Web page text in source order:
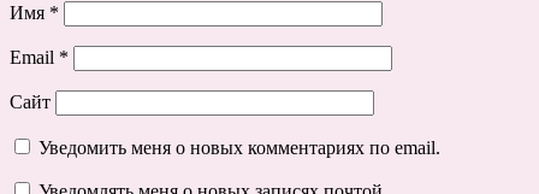
Имя *
Email *
Сайт
Уведомить меня о новых комментариях по email.